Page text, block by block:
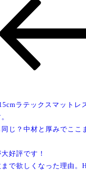
ラテックスマットレ
じ？中材と厚みでここ
好評です！
で欲しくなった理由。